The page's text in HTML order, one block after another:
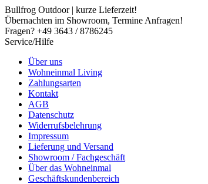
Bullfrog Outdoor | kurze Lieferzeit!
Übernachten im Showroom, Termine Anfragen!
Fragen? +49 3643 / 8786245
Service/Hilfe
Über uns
Wohneinmal Living
Zahlungsarten
Kontakt
AGB
Datenschutz
Widerrufsbelehrung
Impressum
Lieferung und Versand
Showroom / Fachgeschäft
Über das Wohneinmal
Geschäftskundenbereich